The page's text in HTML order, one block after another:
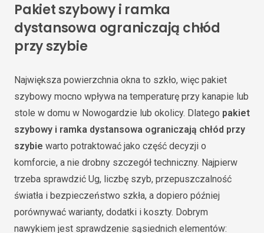
Pakiet szybowy i ramka
dystansowa ograniczają chłód
przy szybie
Największa powierzchnia okna to szkło, więc pakiet
szybowy mocno wpływa na temperaturę przy kanapie lub
stole w domu w Nowogardzie lub okolicy. Dlatego pakiet
szybowy i ramka dystansowa ograniczają chłód przy
szybie warto potraktować jako część decyzji o
komforcie, a nie drobny szczegół techniczny. Najpierw
trzeba sprawdzić Ug, liczbę szyb, przepuszczalność
światła i bezpieczeństwo szkła, a dopiero później
porównywać warianty, dodatki i koszty. Dobrym
nawykiem jest sprawdzenie sąsiednich elementów: